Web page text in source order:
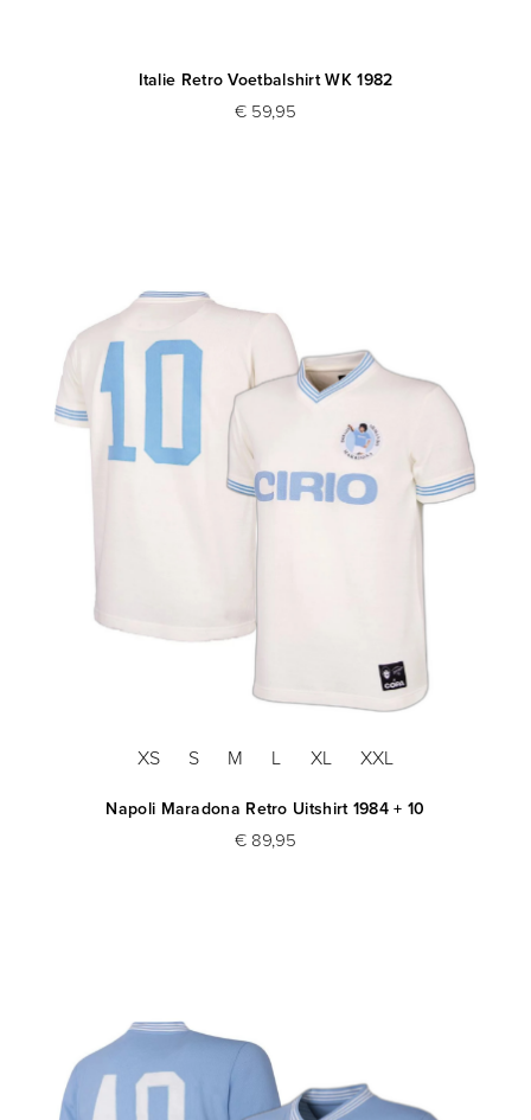
Italie Retro Voetbalshirt WK 1982
€ 59,95
XS S M L XL XXL
Napoli Maradona Retro Uitshirt 1984 + 10
€ 89,95